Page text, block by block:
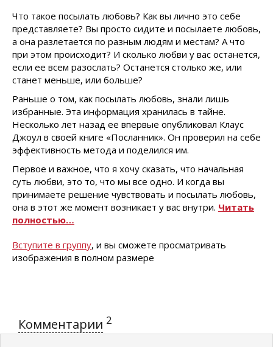
Что такое посылать любовь? Как вы лично это себе
представляете? Вы просто сидите и посылаете любовь,
а она разлетается по разным людям и местам? А что
при этом происходит? И сколько любви у вас останется,
если ее всем разослать? Останется столько же, или
станет меньше, или больше?
Раньше о том, как посылать любовь, знали лишь
избранные. Эта информация хранилась в тайне.
Несколько лет назад ее впервые опубликовал Клаус
Джоул в своей книге «Посланник». Он проверил на себе
эффективность метода и поделился им.
Первое и важное, что я хочу сказать, что начальная
суть любви, это то, что мы все одно. И когда вы
принимаете решение чувствовать и посылать любовь,
она в этот же момент возникает у вас внутри. Читать
полностью…
Вступите в группу, и вы сможете просматривать
изображения в полном размере
Комментарии 2